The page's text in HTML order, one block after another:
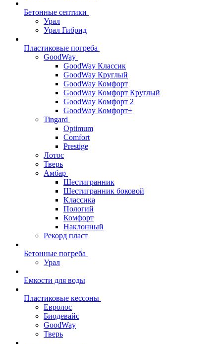
Бетонные септики
Урал
Урал Гибрид
Пластиковые погреба
GoodWay
GoodWay Классик
GoodWay Круглый
GoodWay Комфорт
GoodWay Комфорт Круглый
GoodWay Комфорт 2
GoodWay Комфорт+
Tingard
Optimum
Comfort
Prestige
Лотос
Тверь
Амбар
Шестигранник
Шестигранник боковой
Классика
Пологий
Комфорт
Наклонный
Рекорд пласт
Бетонные погреба
Урал
Емкости для воды
Пластиковые кессоны
Евролос
Биодевайс
GoodWay
Тверь